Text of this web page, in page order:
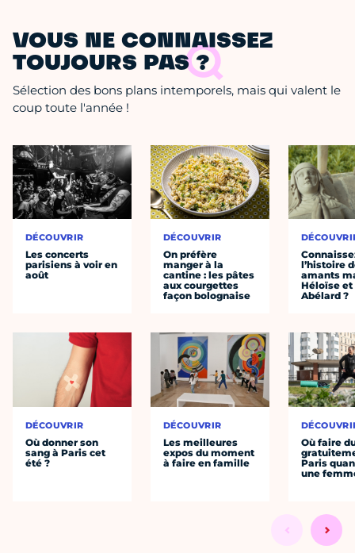
VOUS NE CONNAISSEZ
TOUJOURS PAS ?
Sélection des bons plans intemporels, mais qui valent le
coup toute l'année !
DÉCOUVRIR
Les concerts
parisiens à voir en
août
DÉCOUVRIR
Où donner son
sang à Paris cet
été ?
DÉCOUVRIR
On préfère
manger à la
cantine : les pâtes
aux courgettes
façon bolognaise
DÉCOUVRIR
Les meilleures
expos du moment
à faire en famille
l’histoire
amants
Héloïse et
Abélard ?
Où faire
Paris
une